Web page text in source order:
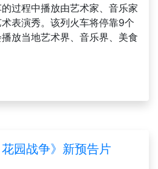
过程中播放由艺术家、音乐家
表演秀。该列火车将停靠9个
放当地艺术界、音乐界、美食
花园战争》新预告片